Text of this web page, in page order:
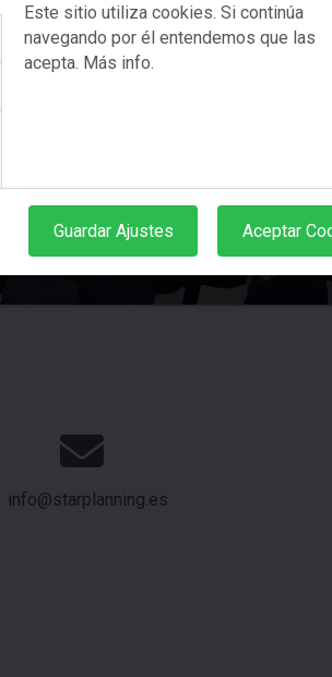
info@starplanning.es
Este sitio utiliza cookies. Si continúa
navegando por él entendemos que las
acepta. Más info.
Aceptar
Guardar Ajustes